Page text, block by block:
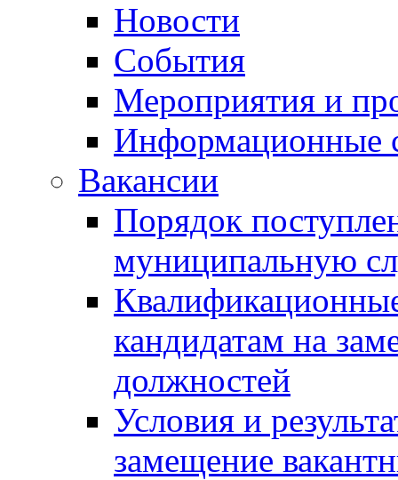
Новости
События
Мероприятия и
Информационные
Вакансии
Порядок
муниципальную
кандидатам на
должностей
Условия и
замещение